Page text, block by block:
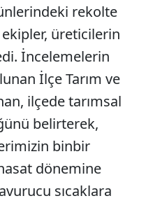
rekolte
üreticilerin
İncelemelerin
İlçe Tarım ve
ilçede tarımsal
belirterek,
binbir
dönemine
sıcaklara